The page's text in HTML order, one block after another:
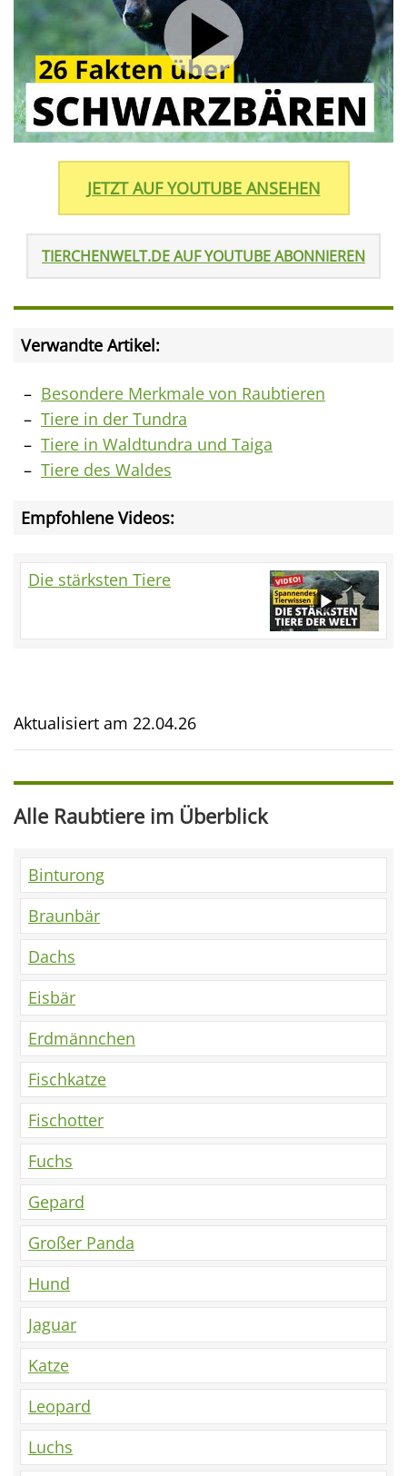
JETZT AUF YOUTUBE ANSEHEN
TIERCHENWELT.DE AUF YOUTUBE ABONNIEREN
Verwandte Artikel:
Besondere Merkmale von Raubtieren
Tiere in der Tundra
Tiere in Waldtundra und Taiga
Tiere des Waldes
Empfohlene Videos:
Die stärksten Tiere
Aktualisiert am 22.04.26
Alle Raubtiere im Überblick
Binturong
Braunbär
Dachs
Eisbär
Erdmännchen
Fischkatze
Fischotter
Fuchs
Gepard
Großer Panda
Hund
Jaguar
Katze
Leopard
Luchs